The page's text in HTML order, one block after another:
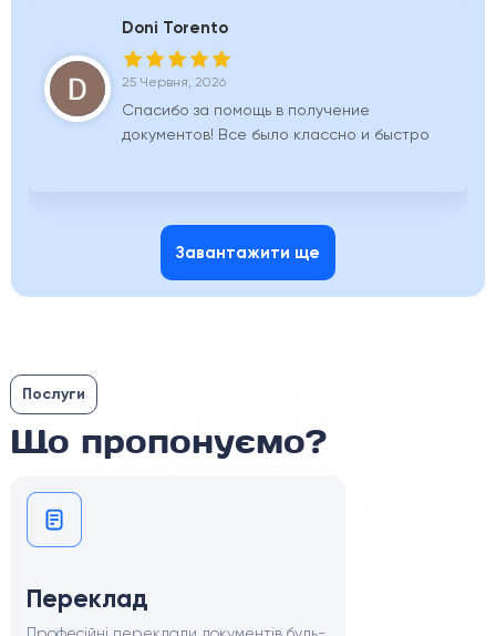
Doni Torento
25 Червня, 2026
Спасибо за помощь в получение
документов! Все было классно и быстро
Завантажити ще
Послуги
Що пропонуємо?
Переклад